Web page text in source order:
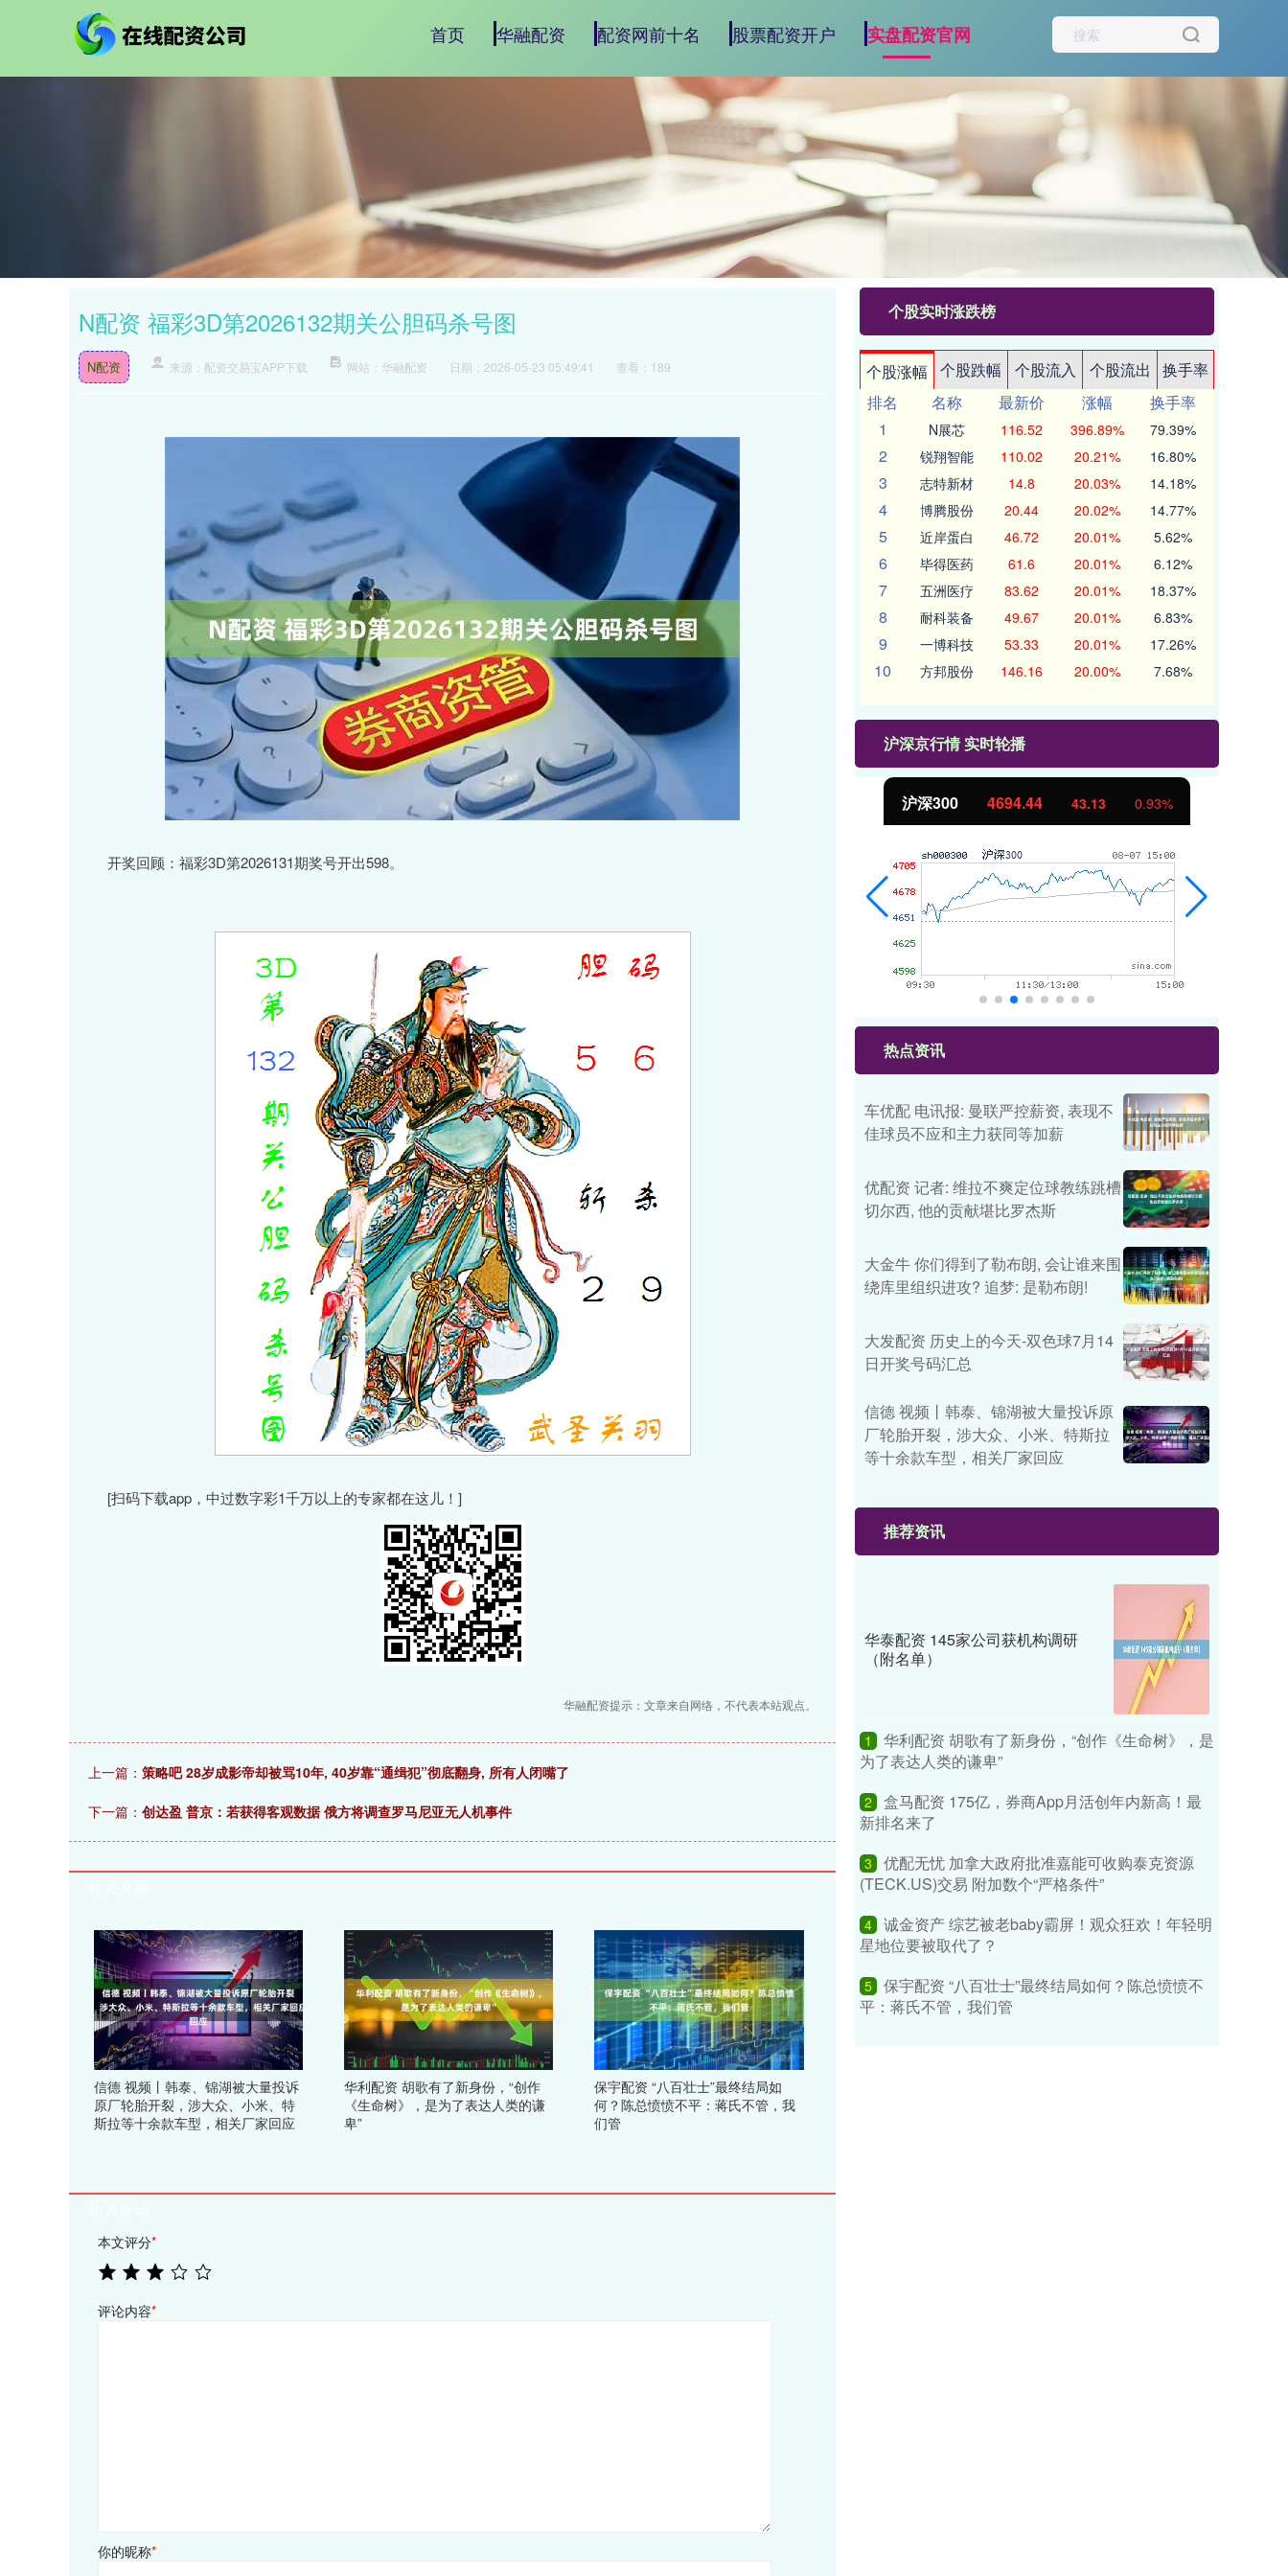
首页 华融配资 配资网前十名 股票配资开户 实盘配资官网
N配资 福彩3D第2026132期关公胆码杀号图
N配资 来源：配资交易宝APP下载 网站：华融配资 日期：2026-05-23 05:49:41 查看：189
开奖回顾：福彩3D第2026131期奖号开出598。
[扫码下载app，中过数字彩1千万以上的专家都在这儿！]
华融配资提示：文章来自网络，不代表本站观点。
上一篇： 策略吧 28岁成影帝却被骂10年, 40岁靠“通缉犯”彻底翻身, 所有人闭嘴了
下一篇： 创达盈 普京：若获得客观数据 俄方将调查罗马尼亚无人机事件
信德 视频丨韩泰、锦湖被大量投诉
原厂轮胎开裂，涉大众、小米、特
斯拉等十余款车型，相关厂家回应
华利配资 胡歌有了新身份，“创作
《生命树》，是为了表达人类的谦
卑”
保宇配资 “八百壮士”最终结局如
何？陈总愤愤不平：蒋氏不管，我
们管
本文评分*
评论内容*
你的昵称*
个股实时涨跌榜
个股涨幅 个股跌幅 个股流入 个股流出
换手率
排名
名称 最新价 涨幅
换手率
1
N展芯 116.52 396.89% 79.39%
2 锐翔智能 110.02 20.21% 16.80%
3 志特新材 14.8 20.03% 14.18%
4 博腾股份 20.44 20.02% 14.77%
5 近岸蛋白 46.72 20.01% 5.62%
6 毕得医药 61.6 20.01% 6.12%
7 五洲医疗 83.62 20.01% 18.37%
8 耐科装备 49.67 20.01% 6.83%
9 一博科技 53.33 20.01% 17.26%
10 方邦股份 146.16 20.00% 7.68%
沪深京行情 实时轮播
上证指数 3940.04 1.02% 深证成指 14311.01 沪深300 4694.44 43.13 0.93%
热点资讯
车优配 电讯报: 曼联严控薪资, 表现不
佳球员不应和主力获同等加薪
优配资 记者: 维拉不爽定位球教练跳槽
切尔西, 他的贡献堪比罗杰斯
大金牛 你们得到了勒布朗, 会让谁来围
绕库里组织进攻? 追梦: 是勒布朗!
大发配资 历史上的今天-双色球7月14
日开奖号码汇总
信德 视频丨韩泰、锦湖被大量投诉原
厂轮胎开裂，涉大众、小米、特斯拉
等十余款车型，相关厂家回应
推荐资讯
华泰配资 145家公司获机构调研
（附名单）
1
华利配资 胡歌有了新身份，“创作《生命树》，是
为了表达人类的谦卑”
2
盒马配资 175亿，券商App月活创年内新高！最
新排名来了
3
优配无忧 加拿大政府批准嘉能可收购泰克资源
(TECK.US)交易 附加数个“严格条件”
4 诚金资产 综艺被老baby霸屏！观众狂欢！年轻明
星地位要被取代了？
5 保宇配资 “八百壮士”最终结局如何？陈总愤愤不
平：蒋氏不管，我们管